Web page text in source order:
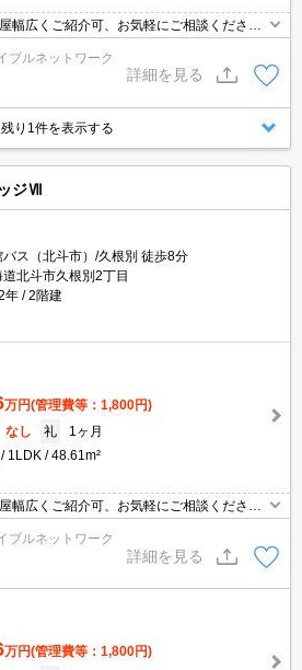
幅広くご紹介可、お気軽にご相談くださ
◎灯油暖房付なので冬は暖かく過ごせそう
ンターホンなので来訪者を確認できて安心♪
ブルネットワーク
詳細を見る
残り1件を表示する
ジⅦ
バス（北斗市）/久根別 徒歩8分
道北斗市久根別2丁目
年
2階建
万円(管理費等：1,800円)
なし 礼
1ヶ月
1LDK 48.61m²
幅広くご紹介可、お気軽にご相談くださ
できるウォークインクロゼットも有りま
ブルネットワーク
詳細を見る
万円(管理費等：1,800円)